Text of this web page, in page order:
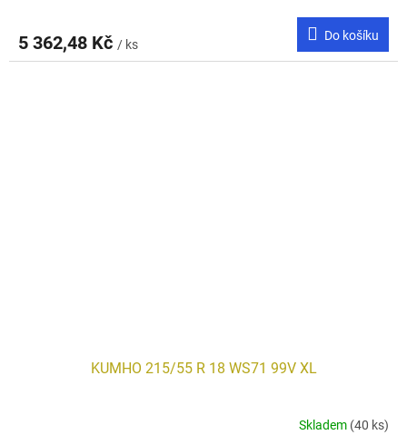
5 362,48 Kč / ks
Do košíku
KUMHO 215/55 R 18 WS71 99V XL
Skladem (40 ks)